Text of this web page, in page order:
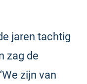
jaren tachtig
zag de
zijn van